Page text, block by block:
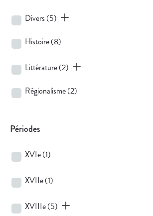
Divers (5)
Histoire(8)
Littérature(2)
Régionalisme(2)
Périodes
XVIe(1)
XVIIe(1)
XVIIIe(5)